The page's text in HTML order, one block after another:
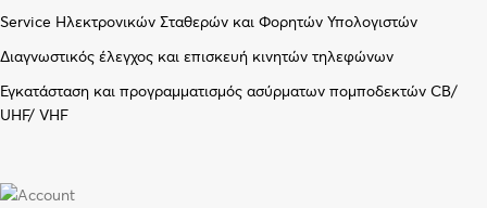
Service Ηλεκτρονικών Σταθερών και Φορητών Υπολογιστών
Διαγνωστικός έλεγχος και επισκευή κινητών τηλεφώνων
Εγκατάσταση και προγραμματισμός ασύρματων πομποδεκτών CB/
UHF/ VHF